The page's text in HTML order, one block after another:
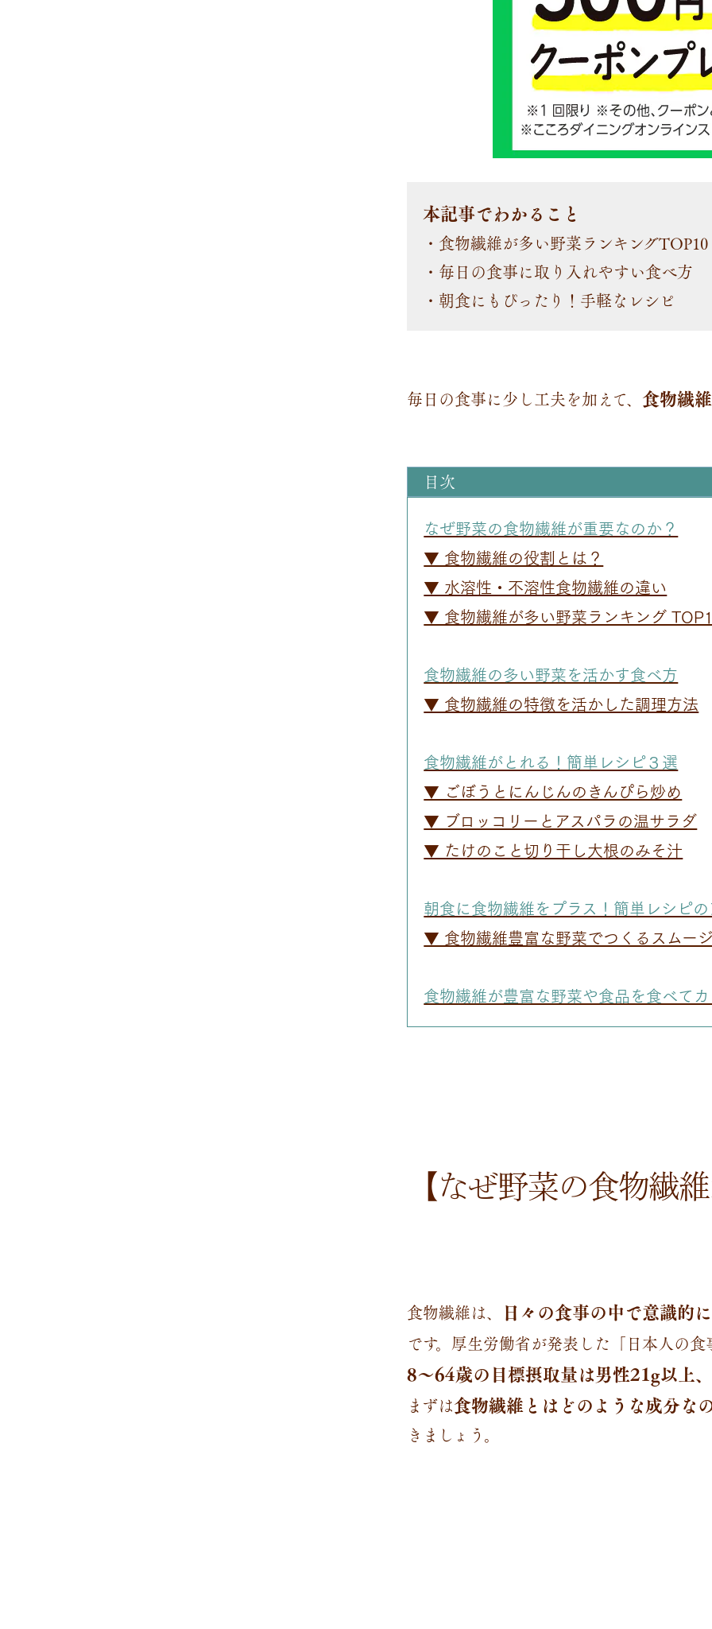
本記事でわかること
・食物繊維が多い野菜ランキングTOP10
・毎日の食事に取り入れやすい食べ方
・朝食にもぴったり！手軽なレシピ
毎日の食事に少し工夫を加えて、 食物繊維
目次
なぜ野菜の食物繊維が重要なのか？
▼ 食物繊維の役割とは？
▼ 水溶性・不溶性食物繊維の違い
▼ 食物繊維が多い野菜ランキング
食物繊維の多い野菜を活かす食べ方
▼ 食物繊維の特徴を活かした調理方法
食物繊維がとれる！簡単レシピ３選
▼ ごぼうとにんじんのきんぴら炒め
▼ ブロッコリーとアスパラの温サラダ
▼ たけのこと切り干し大根のみそ汁
朝食に食物繊維をプラス！簡単レシピ
▼ 食物繊維豊富な野菜でつくるスムー
食物繊維が豊富な野菜や食品を食べて
【なぜ野菜の食物繊
食物繊維は、 日々の食事の中で意識的
です。厚生労働省が発表した「日本人の
8〜64歳の目標摂取量は男性21g以上
まずは食物繊維とはどのような成分な
きましょう。